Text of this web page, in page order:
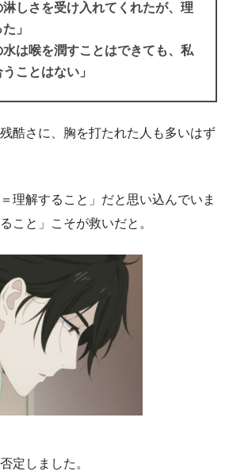
淋しさを受け入れてくれたが、理
」
水は喉を潤すことはできても、私
ことはない」
酷さに、胸を打たれた人も多いはず
理解すること」だと思い込んでいま
こと」こそが救いだと。
定しました。